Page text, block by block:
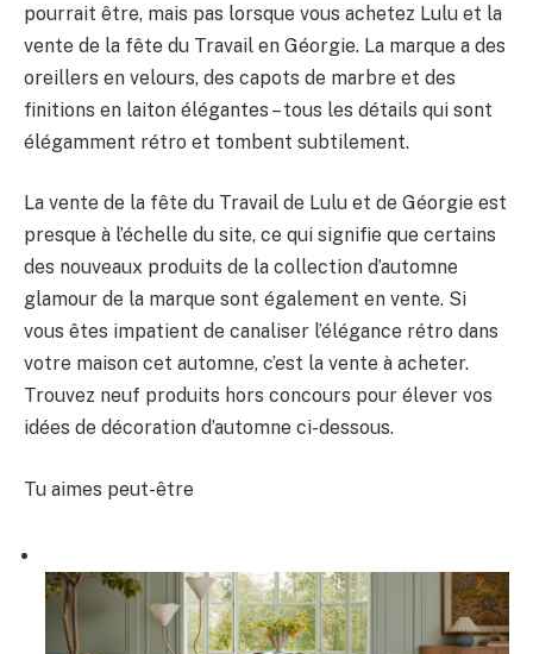
pourrait être, mais pas lorsque vous achetez Lulu et la
vente de la fête du Travail en Géorgie. La marque a des
oreillers en velours, des capots de marbre et des
finitions en laiton élégantes – tous les détails qui sont
élégamment rétro et tombent subtilement.
La vente de la fête du Travail de Lulu et de Géorgie est
presque à l’échelle du site, ce qui signifie que certains
des nouveaux produits de la collection d’automne
glamour de la marque sont également en vente. Si
vous êtes impatient de canaliser l’élégance rétro dans
votre maison cet automne, c’est la vente à acheter.
Trouvez neuf produits hors concours pour élever vos
idées de décoration d’automne ci-dessous.
Tu aimes peut-être